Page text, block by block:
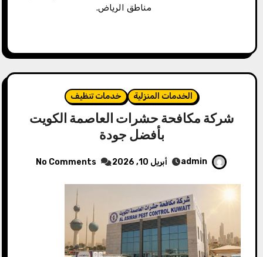
مناطق الرياض.
الخدمات المنزلية خدمات تنظيف
شركة مكافحة حشرات العاصمة الكويت
بأفضل جودة
admin أبريل 10, 2026 No Comments